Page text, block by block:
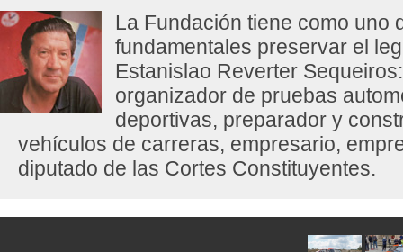
La Fundación tiene como uno
fundamentales preservar el
Estanislao Reverter
organizador de pruebas
deportivas, preparador y
vehículos de carreras, empresario,
diputado de las Cortes Constituyentes.